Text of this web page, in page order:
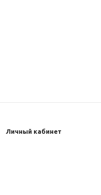
Личный кабинет